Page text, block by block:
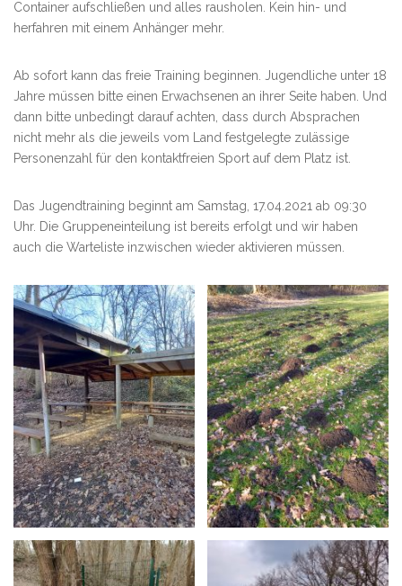
Container aufschließen und alles rausholen. Kein hin- und
herfahren mit einem Anhänger mehr.
Ab sofort kann das freie Training beginnen. Jugendliche unter 18
Jahre müssen bitte einen Erwachsenen an ihrer Seite haben. Und
dann bitte unbedingt darauf achten, dass durch Absprachen
nicht mehr als die jeweils vom Land festgelegte zulässige
Personenzahl für den kontaktfreien Sport auf dem Platz ist.
Das Jugendtraining beginnt am Samstag, 17.04.2021 ab 09:30
Uhr. Die Gruppeneinteilung ist bereits erfolgt und wir haben
auch die Warteliste inzwischen wieder aktivieren müssen.